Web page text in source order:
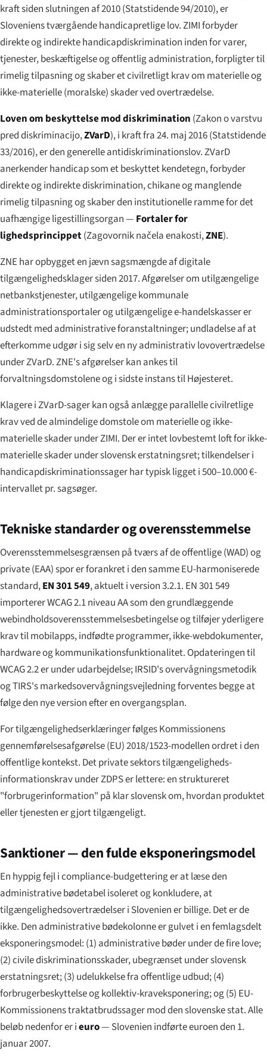
kraft siden slutningen af 2010 (Statstidende 94/2010), er
Sloveniens tværgående handicapretlige lov. ZIMI forbyder
direkte og indirekte handicapdiskrimination inden for varer,
tjenester, beskæftigelse og offentlig administration, forpligter til
rimelig tilpasning og skaber et civilretligt krav om materielle og
ikke-materielle (moralske) skader ved overtrædelse.
Loven om beskyttelse mod diskrimination (Zakon o varstvu
pred diskriminacijo,ZVarD), i kraft fra 24. maj 2016 (Statstidende
33/2016), er den generelle antidiskriminationslov. ZVarD
anerkender handicap som et beskyttet kendetegn, forbyder
direkte og indirekte diskrimination, chikane og manglende
rimelig tilpasning og skaber den institutionelle ramme for det
uafhængige ligestillingsorgan — Fortaler for
lighedsprincippet(Zagovornik načela enakosti,ZNE).
ZNE har opbygget en jævn sagsmængde af digitale
tilgængelighedsklager siden 2017. Afgørelser om utilgængelige
netbankstjenester, utilgængelige kommunale
administrationsportaler og utilgængelige e-handelskasser er
udstedt med administrative foranstaltninger; undladelse af at
efterkomme udgør i sig selv en ny administrativ lovovertrædelse
under ZVarD. ZNE's afgørelser kan ankes til
forvaltningsdomstolene og i sidste instans til Højesteret.
Klagere i ZVarD-sager kan også anlægge parallelle civilretlige
krav ved de almindelige domstole om materielle og ikke-
materielle skader under ZIMI. Der er intet lovbestemt loft for ikke-
materielle skader under slovensk erstatningsret; tilkendelser i
handicapdiskriminationssager har typisk ligget i 500–10.000 €-
intervallet pr. sagsøger.
Tekniske standarder og overensstemmelse
Overensstemmelsesgrænsen på tværs af de offentlige (WAD) og
private (EAA) spor er forankret i den samme EU-harmoniserede
standard,EN 301 549, aktuelt i version 3.2.1. EN 301 549
importerer WCAG 2.1 niveau AA som den grundlæggende
webindholdsoverensstemmelsesbetingelse og tilføjer yderligere
krav til mobilapps, indfødte programmer, ikke-webdokumenter,
hardware og kommunikationsfunktionalitet. Opdateringen til
WCAG 2.2 er under udarbejdelse; IRSID's overvågningsmetodik
og TIRS's markedsovervågningsvejledning forventes begge at
følge den nye version efter en overgangsplan.
For tilgængelighedserklæringer følges Kommissionens
gennemførelsesafgørelse (EU) 2018/1523-modellen ordret i den
offentlige kontekst. Det private sektors tilgængeligheds-
informationskrav under ZDPS er lettere: en struktureret
"forbrugerinformation" på klar slovensk om, hvordan produktet
eller tjenesten er gjort tilgængeligt.
Sanktioner — den fulde eksponeringsmodel
En hyppig fejl i compliance-budgettering er at læse den
administrative bødetabel isoleret og konkludere, at
tilgængelighedsovertrædelser i Slovenien er billige. Det er de
ikke. Den administrative bødekolonne er gulvet i en femlagsdelt
eksponeringsmodel: (1) administrative bøder under de fire love;
(2) civile diskriminationsskader, ubegrænset under slovensk
erstatningsret; (3) udelukkelse fra offentlige udbud; (4)
forbrugerbeskyttelse og kollektiv-kraveksponering; og (5) EU-
Kommissionens traktatbrudssager mod den slovenske stat. Alle
beløb nedenfor er ieuro— Slovenien indførte euroen den 1.
januar 2007.